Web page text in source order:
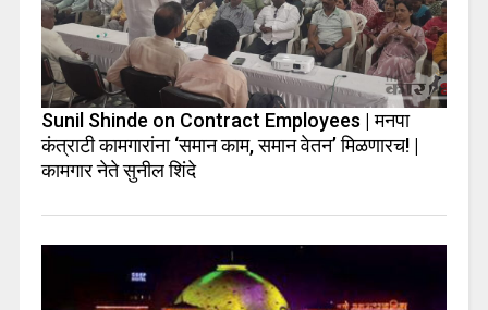
Sunil Shinde on Contract Employees | मनपा
कंत्राटी कामगारांना ‘समान काम, समान वेतन’ मिळणारच! |
कामगार नेते सुनील शिंदे